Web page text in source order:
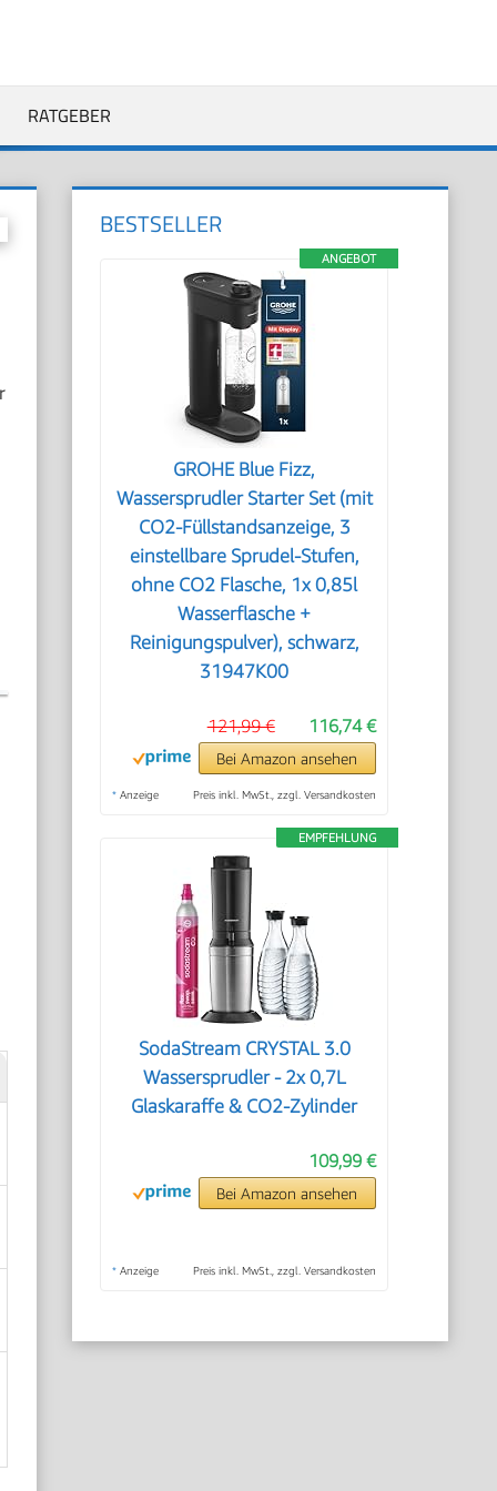
RATGEBER
BESTSELLER
ANGEBOT
GROHE Blue Fizz,
Wassersprudler Starter Set (mit
CO2-Füllstandsanzeige, 3
einstellbare Sprudel-Stufen,
ohne CO2 Flasche, 1x 0,85l
Wasserflasche +
Reinigungspulver), schwarz,
31947K00
116,74 €
121,99 €
Bei Amazon ansehen
* Anzeige Preis inkl. MwSt., zzgl. Versandkosten
EMPFEHLUNG
SodaStream CRYSTAL 3.0
Wassersprudler - 2x 0,7L
Glaskaraffe & CO2-Zylinder
109,99 €
Bei Amazon ansehen
* Anzeige Preis inkl. MwSt., zzgl. Versandkosten